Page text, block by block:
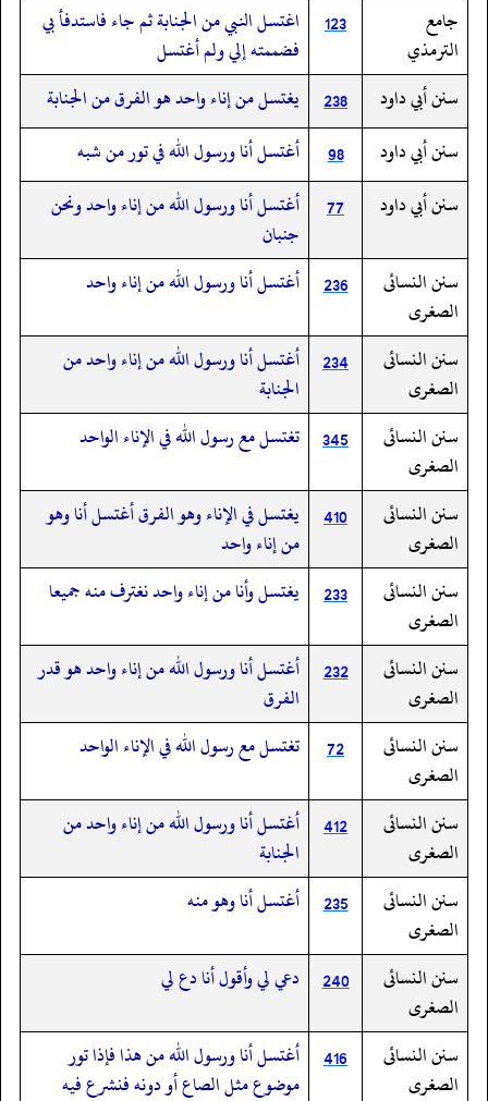
جامع
الترمذي
123
اغتسل النبي من الجنابة ثم جاء فاستدفأ بي
فضممته إلي ولم أغتسل
سنن أبي داود
238
يغتسل من إناء واحد هو الفرق من الجنابة
سنن أبي داود
98
أغتسل أنا ورسول الله في تور من شبه
سنن أبي داود
77
أغتسل أنا ورسول الله من إناء واحد ونحن
جنبان
سنن النسائى
الصغرى
236 أغتسل أنا ورسول الله من إناء واحد
سنن النسائى
الصغرى
234
أغتسل أنا ورسول الله من إناء واحد من
الجنابة
سنن النسائى
الصغرى
345 تغتسل مع رسول الله في الإناء الواحد
سنن النسائى
الصغرى
410
يغتسل في الإناء وهو الفرق أغتسل أنا وهو
من إناء واحد
سنن النسائى
الصغرى
233 يغتسل وأنا من إناء واحد نغترف منه جميعا
سنن النسائى
الصغرى
232
أغتسل أنا ورسول الله من إناء واحد هو قدر
الفرق
سنن النسائى
الصغرى
72 تغتسل مع رسول الله في الإناء الواحد
سنن النسائى
الصغرى
412
أغتسل أنا ورسول الله من إناء واحد من
الجنابة
سنن النسائى
الصغرى
235 أغتسل أنا وهو منه
سنن النسائى
الصغرى
240 دعي لي وأقول أنا دع لي
سنن النسائى
الصغرى
416
أغتسل أنا ورسول الله من هذا فإذا تور
موضوع مثل الصاع أو دونه فنشرع فيه